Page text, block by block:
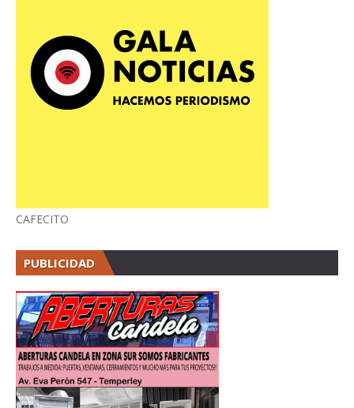
CAFECITO
PUBLICIDAD